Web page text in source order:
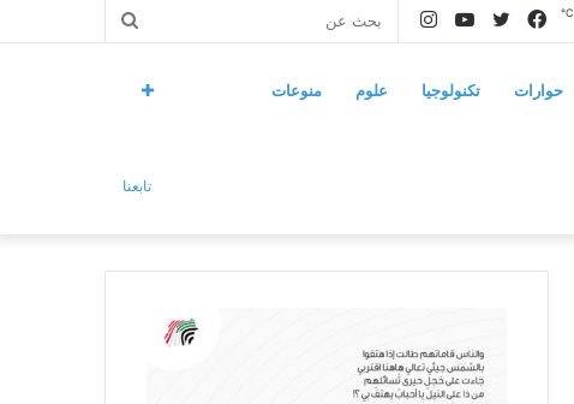
بحث
انستقراميوتيوبتويتر
فيسبوك ℃
حوارات تكنولوجيا علوم منوعات
تابعنا